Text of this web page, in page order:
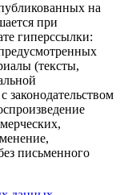
на
при
гиперссылки:
(тексты,
законодательством
письменного